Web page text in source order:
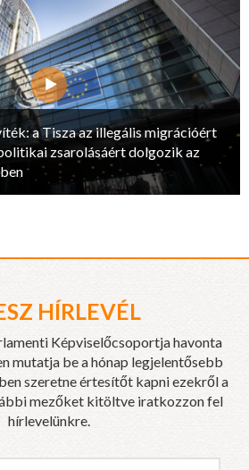
a Tisza az illegális migrációért
zsarolásáért dolgozik az
HÍRLEVÉL
Képviselőcsoportja havonta
mutatja be a hónap legjelentősebb
szeretne értesítőt kapni ezekről a
mezőket kitöltve iratkozzon fel
hírlevelünkre.